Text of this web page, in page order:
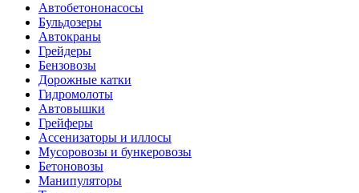
Автобетононасосы
Бульдозеры
Автокраны
Грейдеры
Бензовозы
Дорожные катки
Гидромолоты
Автовышки
Грейферы
Ассенизаторы и иллосы
Мусоровозы и бункеровозы
Бетоновозы
Манипуляторы